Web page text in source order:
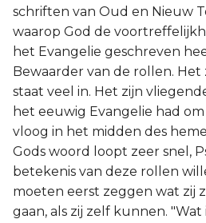
schriften van Oud en Nieuw
waarop God de
het Evangelie geschreven
Bewaarder van de rollen.
staat veel in. Het zijn
het eeuwig Evangelie had
vloog in het midden des
Gods woord loopt zeer snel,
betekenis van deze rollen
moeten eerst zeggen wat zij
gaan, als zij zelf kunnen. "Wat